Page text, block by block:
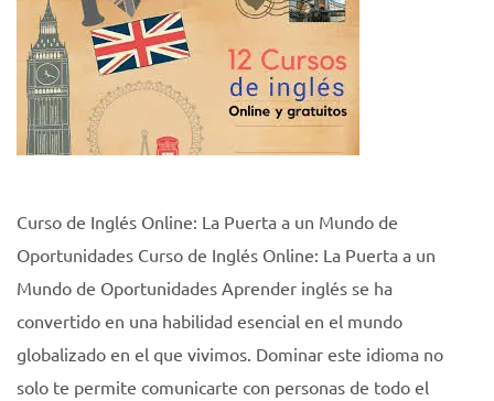
Curso de Inglés Online: La Puerta a un Mundo de
Oportunidades Curso de Inglés Online: La Puerta a un
Mundo de Oportunidades Aprender inglés se ha
convertido en una habilidad esencial en el mundo
globalizado en el que vivimos. Dominar este idioma no
solo te permite comunicarte con personas de todo el